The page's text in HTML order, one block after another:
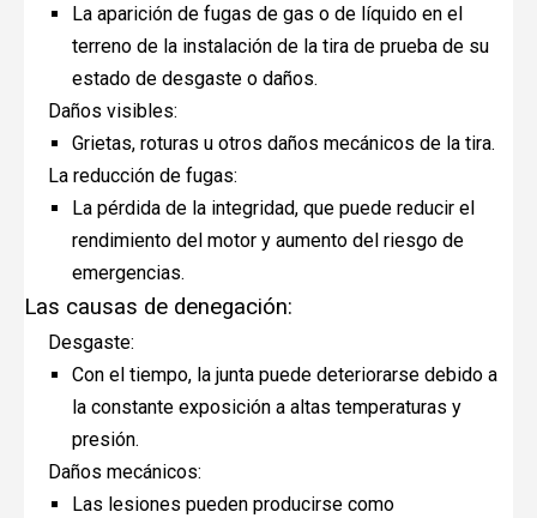
La aparición de fugas de gas o de líquido en el
terreno de la instalación de la tira de prueba de su
estado de desgaste o daños.
Daños visibles:
Grietas, roturas u otros daños mecánicos de la tira.
La reducción de fugas:
La pérdida de la integridad, que puede reducir el
rendimiento del motor y aumento del riesgo de
emergencias.
Las causas de denegación:
Desgaste:
Con el tiempo, la junta puede deteriorarse debido a
la constante exposición a altas temperaturas y
presión.
Daños mecánicos:
Las lesiones pueden producirse como